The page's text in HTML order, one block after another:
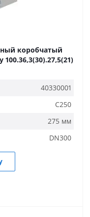
коробчатый
40330001
C250
275 мм
DN300